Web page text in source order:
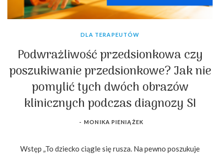
DLA TERAPEUTÓW
Podwrażliwość przedsionkowa czy
poszukiwanie przedsionkowe? Jak nie
pomylić tych dwóch obrazów
klinicznych podczas diagnozy SI
- MONIKA PIENIĄŻEK
Wstęp „To dziecko ciągle się rusza. Na pewno poszukuje